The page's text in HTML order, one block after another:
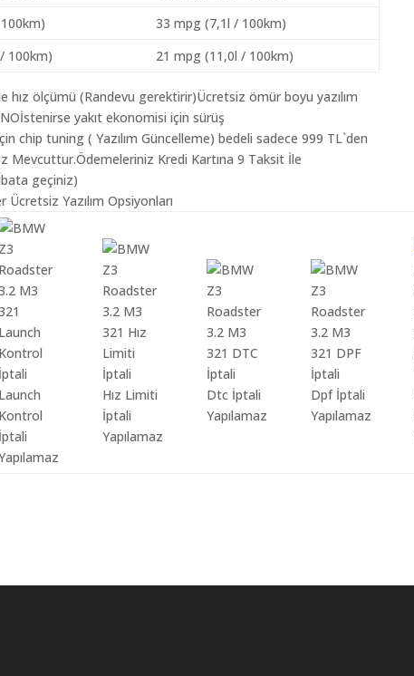
33 mpg (7,1l / 100km)
100km) 21 mpg (11,0l / 100km)
ölçümü (Randevu gerektirir)Ücretsiz ömür boyu yazılım
yakıt ekonomisi için sürüş
chip tuning ( Yazılım Güncelleme) bedeli sadece 999 TL`den
Mevcuttur.Ödemeleriniz Kredi Kartına 9 Taksit İle
geçiniz)
Yazılım Opsiyonları
Launch
Kontrol
İptali
Hız Limiti
İptali
Yapılamaz
Dtc İptali
Yapılamaz
Dpf İptali
Yapılamaz